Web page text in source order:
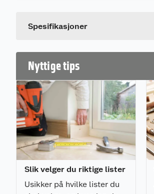
Spesifikasjoner
Nyttige tips
Slik velger du riktige lister
Usikker på hvilke lister du